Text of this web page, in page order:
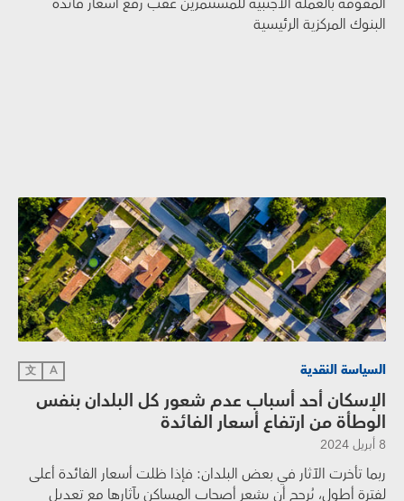
البنوك المركزية الرئيسية
السياسة النقدية A
文
الإسكان أحد أسباب عدم شعور كل البلدان بنفس
الوطأة من ارتفاع أسعار الفائدة
8 أبريل 2024
ربما تأخرت الآثار في بعض البلدان: فإذا ظلت أسعار الفائدة أعلى
لفترة أطول، يُرجح أن يشعر أصحاب المساكن بآثارها مع تعديل